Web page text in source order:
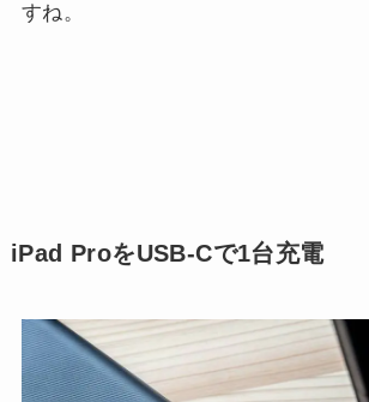
すね。
iPad ProをUSB-Cで1台充電